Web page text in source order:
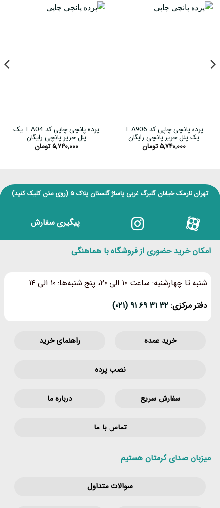
پرده پانچی چاپی کد A906 +
یک پنل حریر پانچی رایگان
۵,۷۴۰,۰۰۰ تومان
پرده پانچی چاپی کد A04 + یک
پنل حریر پانچی رایگان
۵,۷۴۰,۰۰۰ تومان
تهران نارمک خیابان گلبرگ غربی پاساژ گلستان پلاک ۵ (روی متن کلیک کنید)
پیگیری سفارش
امکان خرید حضوری از فروشگاه با هماهنگی
شنبه تا چهارشنبه: ساعت ۱۰ الی ۲۰، پنج شنبه‌ها: ۱۰ الی ۱۴
دفتر مرکزی: ۳۲ ۳۱ ۶۹ ۹۱ (۰۲۱)
خرید عمده راهنمای خرید
نصب پرده
سفارش سریع درباره ما
تماس با ما
میزبان صدای گرمتان هستیم
سوالات متداول